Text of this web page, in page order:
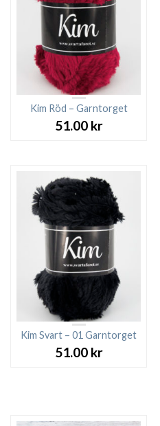
Kim Röd – Garntorget
51.00 kr
Kim Svart – 01 Garntorget
51.00 kr